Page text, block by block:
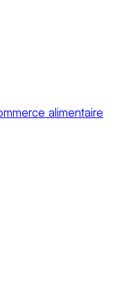
alimentaire